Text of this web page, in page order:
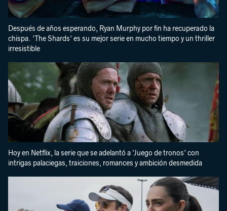
Después de años esperando, Ryan Murphy por fin ha recuperado la
chispa. 'The Shards' es su mejor serie en mucho tiempo y un thriller
irresistible
Hoy en Netflix, la serie que se adelantó a 'Juego de tronos' con
intrigas palaciegas, traiciones, romances y ambición desmedida